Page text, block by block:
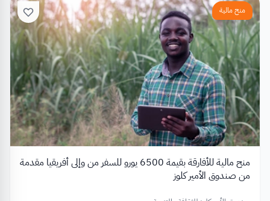
منح مالية
منح مالية للأفارقة بقيمة 6500 يورو للسفر من وإلى أفريقيا مقدمة
من صندوق الأمير كلوز